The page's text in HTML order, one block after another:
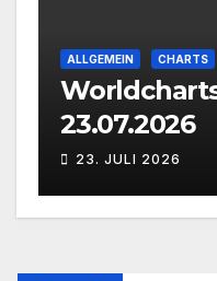
ALLGEMEIN CHARTS
23.07.2026
23. JULI 2026